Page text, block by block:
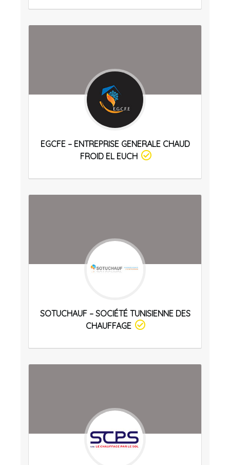
EGCFE – ENTREPRISE GENERALE CHAUD
FROID EL EUCH
SOTUCHAUF – SOCIÉTÉ TUNISIENNE DES
CHAUFFAGE